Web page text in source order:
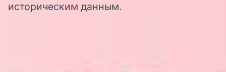
историческим данным.